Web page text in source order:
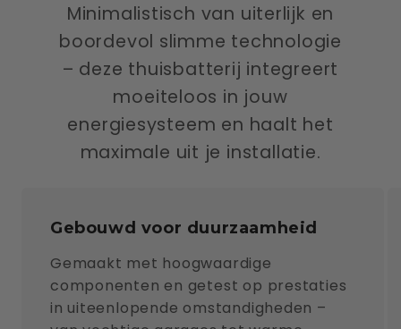
Minimalistisch van uiterlijk en
boordevol slimme technologie
– deze thuisbatterij integreert
moeiteloos in jouw
energiesysteem en haalt het
maximale uit je installatie.
Gebouwd voor duurzaamheid
Gemaakt met hoogwaardige
componenten en getest op prestaties
in uiteenlopende omstandigheden –